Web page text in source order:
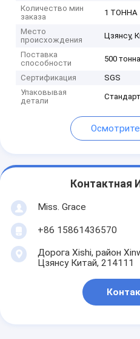
Количество мин
заказа
1 ТОННА
Место
происхождения
Цзянсу,
Поставка
способности
500
Сертификация
SGS
Упаковывая
детали
Контактная
Miss. Grace
+86 15861436570
Дорога Xishi, район
Цзянсу Китай, 214111